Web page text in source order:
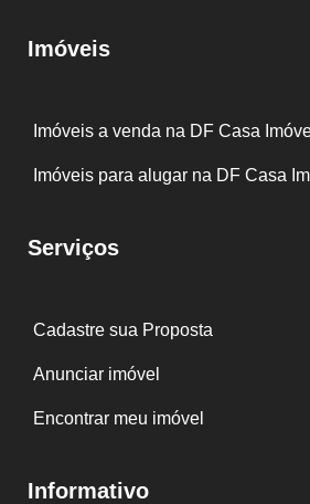
Imóveis
Imóveis a venda na DF Casa
Imóveis para alugar na DF Casa
Serviços
Cadastre sua Proposta
Anunciar imóvel
Encontrar meu imóvel
Informativo